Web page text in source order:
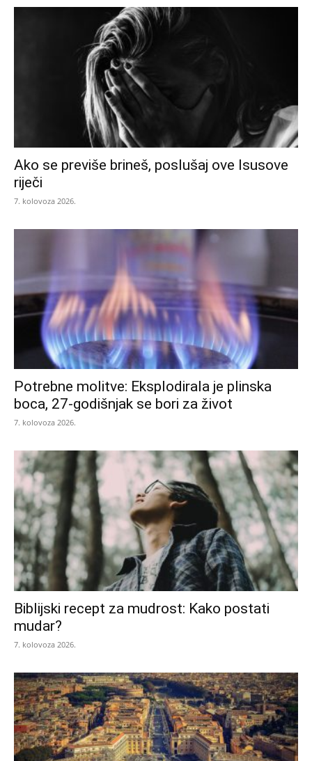
Ako se previše brineš, poslušaj ove Isusove
riječi
7. kolovoza 2026.
Potrebne molitve: Eksplodirala je plinska
boca, 27-godišnjak se bori za život
7. kolovoza 2026.
Biblijski recept za mudrost: Kako postati
mudar?
7. kolovoza 2026.